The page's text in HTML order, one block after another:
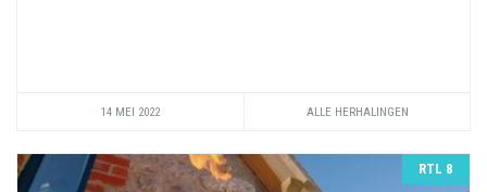
14 MEI 2022 ALLE HERHALINGEN
RTL 8